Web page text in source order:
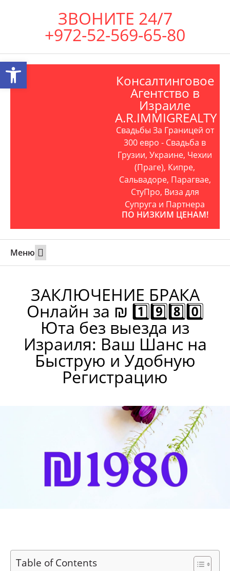
ЗВОНИТЕ 24/7
+972-52-569-65-80
Консалтинговое
Агентство в
Израиле
A.R.IMMIGREALTY
Свадьбы За Границей от
300 евро - Свадьба в
Грузии, Украине, Чехии
(Праге), Кипре,
Сальвадоре, Парагвае,
СтуПро, Виза для
Супруга и Партнера
ПО НИЗКИМ ЦЕНАМ!
Меню
ЗАКЛЮЧЕНИЕ БРАКА
Онлайн за ₪ 1️⃣9️⃣8️⃣0️⃣
Юта без выезда из
Израиля: Ваш Шанс на
Быструю и Удобную
Регистрацию
Table of Contents
Открыть панель инструментов